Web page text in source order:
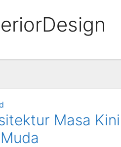
Masa